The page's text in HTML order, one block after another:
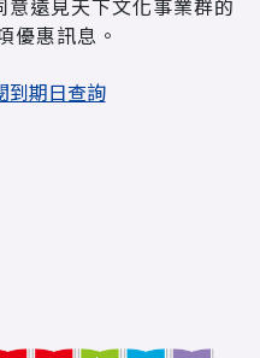
遠見天下文化事業群的
優惠訊息。
到期日查詢